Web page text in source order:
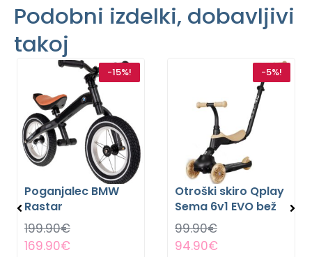
Podobni izdelki, dobavljivi
takoj
-15%!
Poganjalec BMW
Rastar
199.90€
169.90€
-5%!
Otroški skiro Qplay
Sema 6v1 EVO bež
99.90€
94.90€